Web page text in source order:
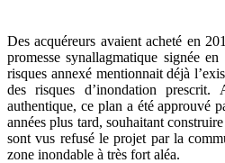
Des acquéreurs avaient acheté en
promesse synallagmatique signée
risques annexé mentionnait déjà
des risques d’inondation prescrit.
authentique, ce plan a été approuvé
années plus tard, souhaitant
sont vus refusé le projet par la
zone inondable à très fort aléa.